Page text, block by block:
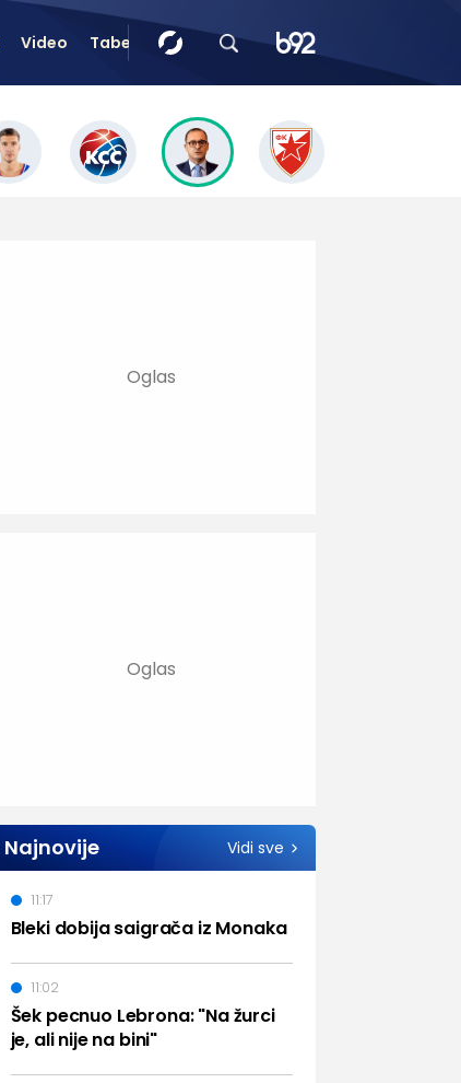
Video Tabele Tip
Najnovije Vidi sve
Bleki dobija saigrača iz Monaka
11:17
Šek pecnuo Lebrona: "Na žurci
je, ali nije na bini"
11:02